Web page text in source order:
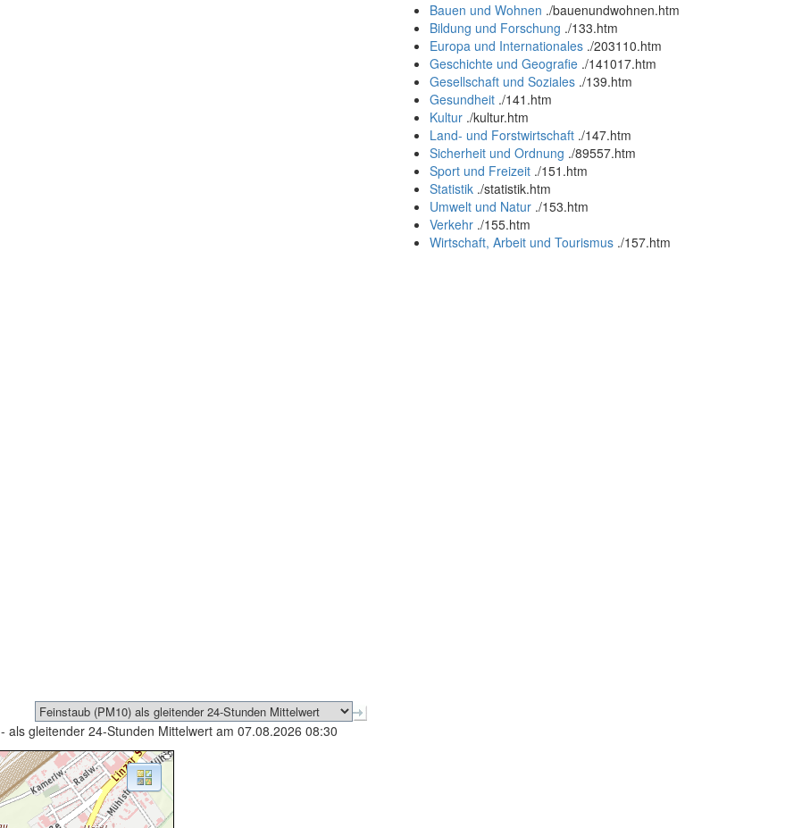
Bauen und Wohnen ./bauenundwohnen.htm
Bildung und Forschung ./133.htm
Europa und Internationales ./203110.htm
Geschichte und Geografie ./141017.htm
Gesellschaft und Soziales ./139.htm
Gesundheit ./141.htm
Kultur ./kultur.htm
Land- und Forstwirtschaft ./147.htm
Sicherheit und Ordnung ./89557.htm
Sport und Freizeit ./151.htm
Statistik ./statistik.htm
Umwelt und Natur ./153.htm
Verkehr ./155.htm
Wirtschaft, Arbeit und Tourismus ./157.htm
- als gleitender 24-Stunden Mittelwert am 07.08.2026 08:30